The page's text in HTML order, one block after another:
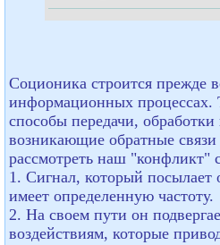
Соционика строится прежде
информационных процессах.
способы передачи,
возникающие обратные
рассмотреть наш "конфликт"
1. Сигнал, который посылает
имеет определенную частоту.
2. На своем пути он
воздействиям, которые